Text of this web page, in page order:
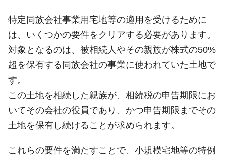
特定同族会社事業用宅地等の適用を受けるために
は、いくつかの要件をクリアする必要があります。
対象となるのは、被相続人やその親族が株式の50%
超を保有する同族会社の事業に使われていた土地で
す。
この土地を相続した親族が、相続税の申告期限にお
いてその会社の役員であり、かつ申告期限までその
土地を保有し続けることが求められます。
これらの要件を満たすことで、小規模宅地等の特例